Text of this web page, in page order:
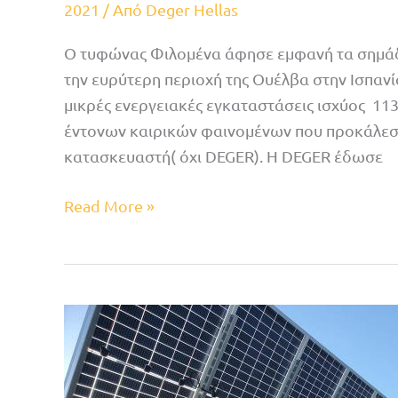
2021 / Από Deger Hellas
Ο τυφώνας Φιλομένα άφησε εμφανή τα
την ευρύτερη περιοχή της Ουέλβα στην
μικρές ενεργειακές εγκαταστάσεις ισχύος
έντονων καιρικών φαινομένων που
κατασκευαστή( όχι DEGER). Η DEGER έδωσε
Read More »
S100-
DR
σε
αναβάθμιση